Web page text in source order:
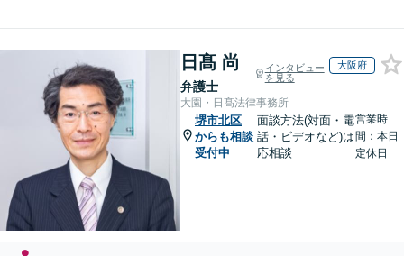
日髙 尚
弁護士
インタビュー
を見る
大阪府
大園・日髙法律事務所
堺市北区
からも相談
受付中
面談方法(対面・電
話・ビデオなど)は
応相談
営業時
間：本日
定休日